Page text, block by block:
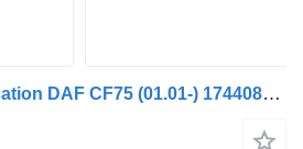
Radiateur de climatisation DAF CF75 (01.01-) 1744088 pour tracteur routier DAF LF45, LF55, LF180, CF65, CF75, CF85 (2001-)